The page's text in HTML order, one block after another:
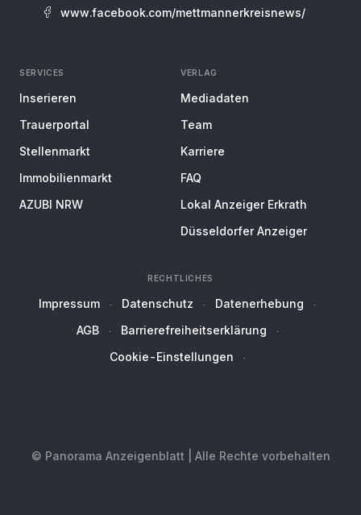
www.facebook.com/mettmannerkreisnews/
SERVICES
Inserieren
Trauerportal
Stellenmarkt
Immobilienmarkt
AZUBI NRW
VERLAG
Mediadaten
Team
Karriere
FAQ
Lokal Anzeiger Erkrath
Düsseldorfer Anzeiger
RECHTLICHES
Impressum Datenschutz
Datenerhebung
AGB
Barrierefreiheitserklärung
Cookie-Einstellungen
© Panorama Anzeigenblatt | Alle Rechte vorbehalten